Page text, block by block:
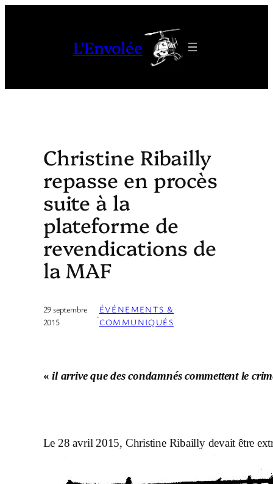
L'Envolée
Christine Ribailly
repasse en procès
suite à la
plateforme de
revendications de
la MAF
29 septembre
2015
·
ÉVÉNEMENTS &
COMMUNIQUÉS
« il arrive que des condamnés commettent le
Le 28 avril 2015, Christine Ribailly devait être